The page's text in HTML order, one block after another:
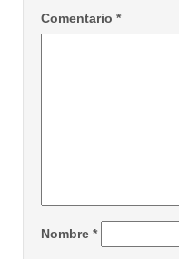
Comentario *
Nombre *